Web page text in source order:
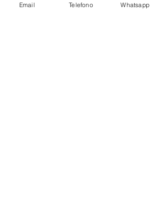
Email Telefono Whatsapp